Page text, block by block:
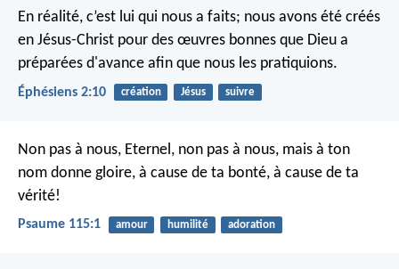
En réalité, c’est lui qui nous a faits; nous avons été créés
en Jésus-Christ pour des œuvres bonnes que Dieu a
préparées d'avance afin que nous les pratiquions.
Éphésiens 2:10 création Jésus suivre
Non pas à nous, Eternel, non pas à nous, mais à ton
nom donne gloire, à cause de ta bonté, à cause de ta
vérité!
Psaume 115:1 amour humilité adoration